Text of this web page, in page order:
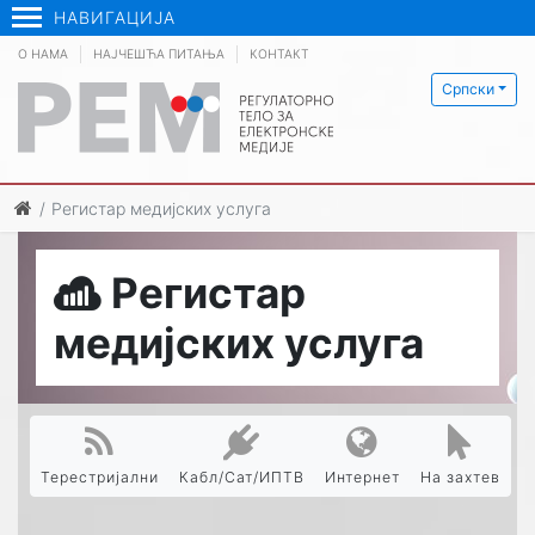
НАВИГАЦИЈА
Српски
О НАМА НАЈЧЕШЋА ПИТАЊА КОНТАКТ
Регистар медијских услуга
Регистар
медијских услуга
Терестријални Кабл/Сат/ИПТВ Интернет На захтев